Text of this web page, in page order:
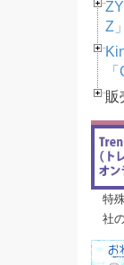
Z」
販
特
社